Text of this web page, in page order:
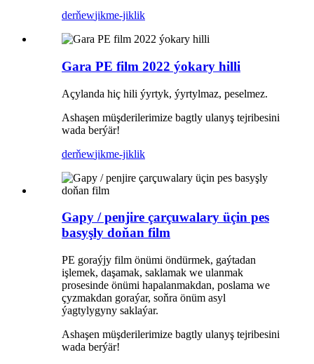
derňewjikme-jiklik
Gara PE film 2022 ýokary hilli
Açylanda hiç hili ýyrtyk, ýyrtylmaz, peselmez.
Ashaşen müşderilerimize bagtly ulanyş tejribesini
wada berýär!
derňewjikme-jiklik
Gapy / penjire çarçuwalary üçin pes
basyşly doňan film
PE goraýjy film önümi öndürmek, gaýtadan
işlemek, daşamak, saklamak we ulanmak
prosesinde önümi hapalanmakdan, poslama we
çyzmakdan goraýar, soňra önüm asyl
ýagtylygyny saklaýar.
Ashaşen müşderilerimize bagtly ulanyş tejribesini
wada berýär!